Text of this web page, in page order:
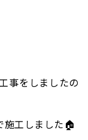
事をしましたの
施工しました🏠